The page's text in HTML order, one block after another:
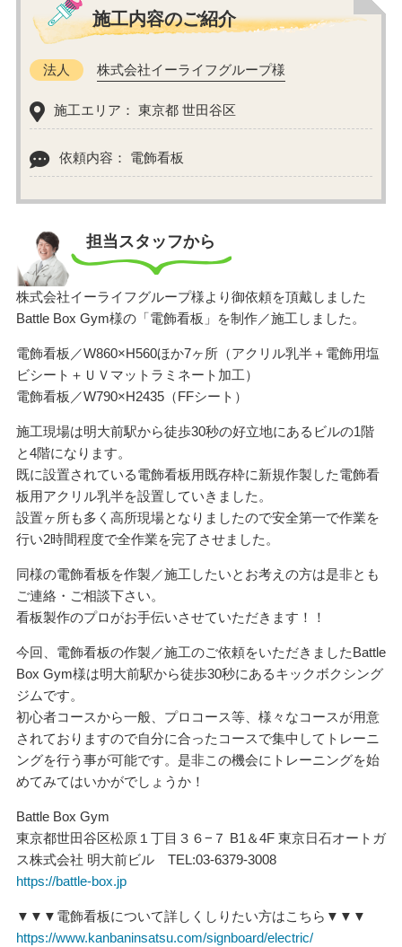
施工内容のご紹介
法人 株式会社イーライフグループ様
施工エリア： 東京都 世田谷区
依頼内容： 電飾看板
担当スタッフから
株式会社イーライフグループ様より御依頼を頂戴しました
Battle Box Gym様の「電飾看板」を制作／施工しました。
電飾看板／W860×H560ほか7ヶ所（アクリル乳半＋電飾用塩
ビシート＋ＵＶマットラミネート加工）
電飾看板／W790×H2435（FFシート）
施工現場は明大前駅から徒歩30秒の好立地にあるビルの1階
と4階になります。
既に設置されている電飾看板用既存枠に新規作製した電飾看
板用アクリル乳半を設置していきました。
設置ヶ所も多く高所現場となりましたので安全第一で作業を
行い2時間程度で全作業を完了させました。
同様の電飾看板を作製／施工したいとお考えの方は是非とも
ご連絡・ご相談下さい。
看板製作のプロがお手伝いさせていただきます！！
今回、電飾看板の作製／施工のご依頼をいただきましたBattle
Box Gym様は明大前駅から徒歩30秒にあるキックボクシング
ジムです。
初心者コースから一般、プロコース等、様々なコースが用意
されておりますので自分に合ったコースで集中してトレーニ
ングを行う事が可能です。是非この機会にトレーニングを始
めてみてはいかがでしょうか！
Battle Box Gym
東京都世田谷区松原１丁目３６−７ B1＆4F 東京日石オートガ
ス株式会社 明大前ビル TEL:03-6379-3008
https://battle-box.jp
▼▼▼電飾看板について詳しくしりたい方はこちら▼▼▼
https://www.kanbaninsatsu.com/signboard/electric/